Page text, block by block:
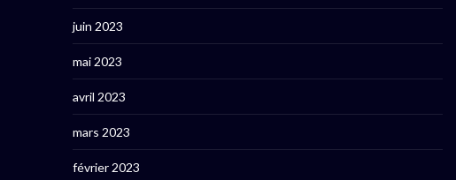
juin 2023
mai 2023
avril 2023
mars 2023
février 2023